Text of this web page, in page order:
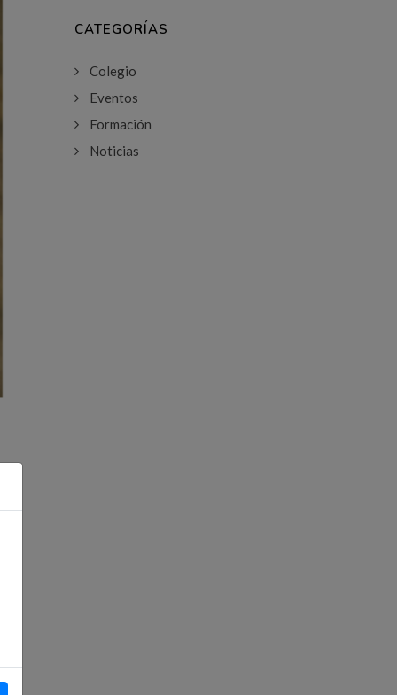
CATEGORÍAS
Colegio
Eventos
Formación
Noticias